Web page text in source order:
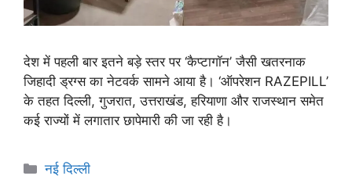
देश में पहली बार इतने बड़े स्तर पर ‘कैप्टागॉन’ जैसी खतरनाक
जिहादी ड्रग्स का नेटवर्क सामने आया है। ‘ऑपरेशन RAZEPILL’
के तहत दिल्ली, गुजरात, उत्तराखंड, हरियाणा और राजस्थान समेत
कई राज्यों में लगातार छापेमारी की जा रही है।
नई दिल्ली